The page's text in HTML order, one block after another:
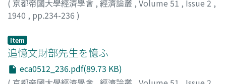
( 京都帝國大學經濟學會 , 經濟論叢 , Volume 51 , Issue 2 ,
1940 , pp.234-236 )
Item
追憶文財部先生を憶ふ
eca0512_236.pdf(89.73 KB)